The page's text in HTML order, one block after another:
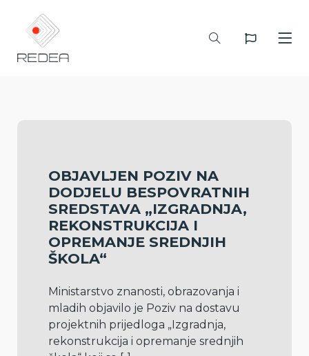
OBJAVLJEN POZIV NA
DODJELU BESPOVRATNIH
SREDSTAVA „IZGRADNJA,
REKONSTRUKCIJA I
OPREMANJE SREDNJIH
ŠKOLA“
Ministarstvo znanosti, obrazovanja i
mladih objavilo je Poziv na dostavu
projektnih prijedloga „Izgradnja,
rekonstrukcija i opremanje srednjih